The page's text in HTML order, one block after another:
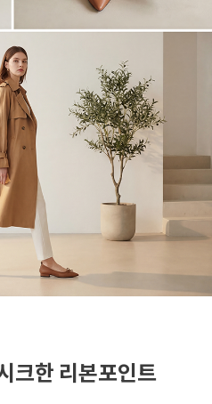
크한 리본포인트